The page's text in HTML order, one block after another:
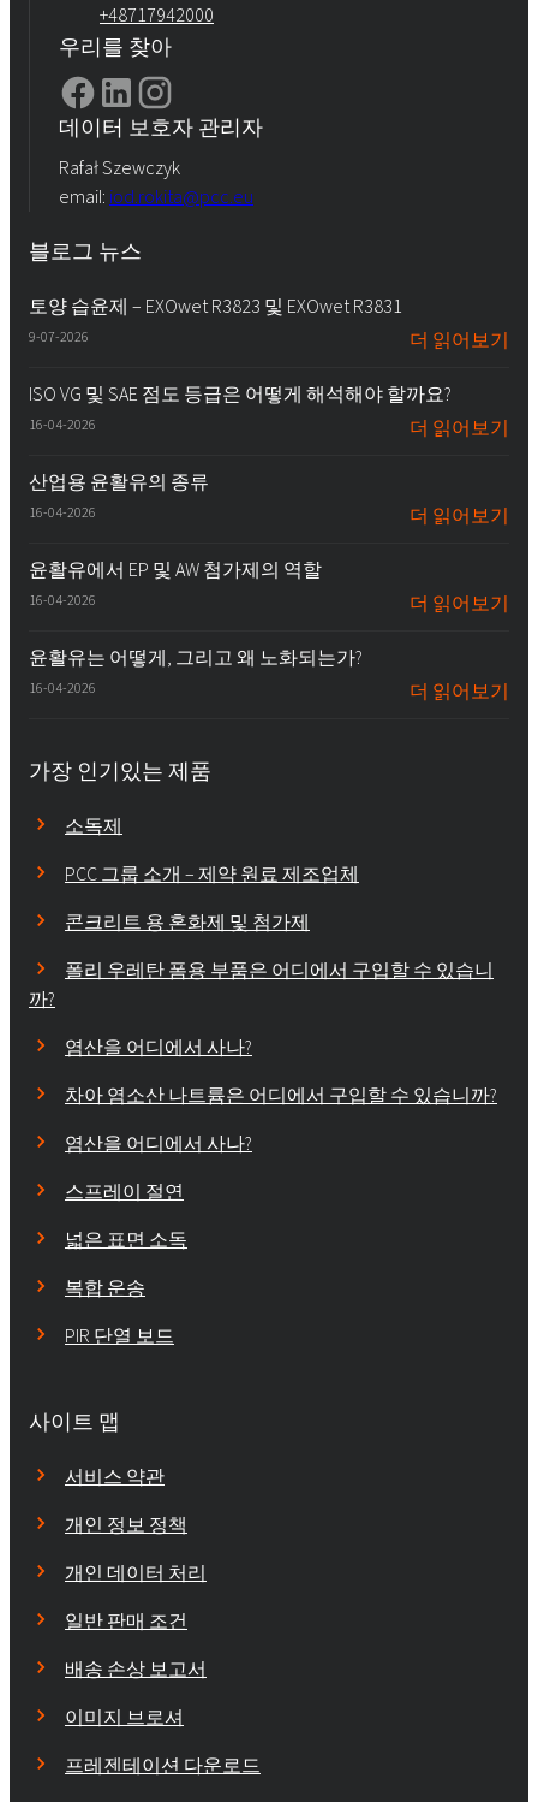
+48717942000
우리를 찾아
데이터 보호자 관리자
Rafał Szewczyk
email: iod.rokita@pcc.eu
블로그 뉴스
토양 습윤제 – EXOwet R3823 및 EXOwet R3831
9-07-2026 더 읽어보기
ISO VG 및 SAE 점도 등급은 어떻게 해석해야 할까요?
16-04-2026 더 읽어보기
산업용 윤활유의 종류
16-04-2026 더 읽어보기
윤활유에서 EP 및 AW 첨가제의 역할
16-04-2026 더 읽어보기
윤활유는 어떻게, 그리고 왜 노화되는가?
16-04-2026 더 읽어보기
가장 인기있는 제품
소독제
PCC 그룹 소개 – 제약 원료 제조업체
콘크리트 용 혼화제 및 첨가제
폴리 우레탄 폼용 부품은 어디에서 구입할 수 있습니
까?
염산을 어디에서 사나?
차아 염소산 나트륨은 어디에서 구입할 수 있습니까?
염산을 어디에서 사나?
스프레이 절연
넓은 표면 소독
복합 운송
PIR 단열 보드
사이트 맵
서비스 약관
개인 정보 정책
개인 데이터 처리
일반 판매 조건
배송 손상 보고서
이미지 브로셔
프레젠테이션 다운로드